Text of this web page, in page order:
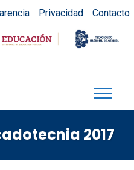
Privacidad Contacto
2017